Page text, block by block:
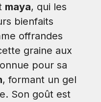
maya, qui les
bienfaits
offrandes
graine aux
pour sa
, formant un gel
Son goût est